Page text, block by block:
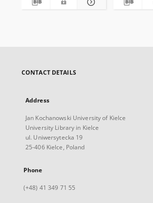
CONTACT DETAILS
Address
Jan Kochanowski University of Kielce
University Library in Kielce
ul. Uniwersytecka 19
25-406 Kielce, Poland
Phone
(+48) 41 349 71 55